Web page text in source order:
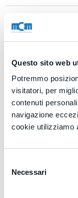
Questo sito web
Potremmo
visitatori, per
contenuti
navigazione
cookie utilizziamo
delNecessari